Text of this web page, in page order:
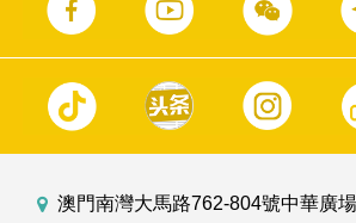
澳門南灣大馬路762-804號中華廣